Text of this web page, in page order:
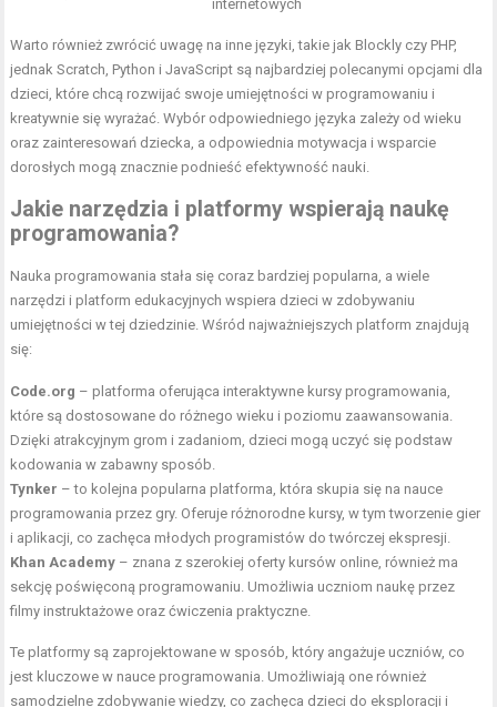
internetowych
Warto również zwrócić uwagę na inne języki, takie jak Blockly czy PHP,
jednak Scratch, Python i JavaScript są najbardziej polecanymi opcjami dla
dzieci, które chcą rozwijać swoje umiejętności w programowaniu i
kreatywnie się wyrażać. Wybór odpowiedniego języka zależy od wieku
oraz zainteresowań dziecka, a odpowiednia motywacja i wsparcie
dorosłych mogą znacznie podnieść efektywność nauki.
Jakie narzędzia i platformy wspierają naukę
programowania?
Nauka programowania stała się coraz bardziej popularna, a wiele
narzędzi i platform edukacyjnych wspiera dzieci w zdobywaniu
umiejętności w tej dziedzinie. Wśród najważniejszych platform znajdują
się:
Code.org – platforma oferująca interaktywne kursy programowania,
które są dostosowane do różnego wieku i poziomu zaawansowania.
Dzięki atrakcyjnym grom i zadaniom, dzieci mogą uczyć się podstaw
kodowania w zabawny sposób.
Tynker – to kolejna popularna platforma, która skupia się na nauce
programowania przez gry. Oferuje różnorodne kursy, w tym tworzenie gier
i aplikacji, co zachęca młodych programistów do twórczej ekspresji.
Khan Academy – znana z szerokiej oferty kursów online, również ma
sekcję poświęconą programowaniu. Umożliwia uczniom naukę przez
filmy instruktażowe oraz ćwiczenia praktyczne.
Te platformy są zaprojektowane w sposób, który angażuje uczniów, co
jest kluczowe w nauce programowania. Umożliwiają one również
samodzielne zdobywanie wiedzy, co zachęca dzieci do eksploracji i